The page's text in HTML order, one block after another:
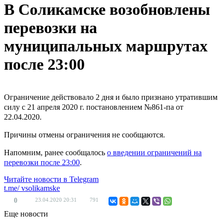
В Соликамске возобновлены
перевозки на
муниципальных маршрутах
после 23:00
Ограничение действовало 2 дня и было признано утратившим
силу с 21 апреля 2020 г. постановлением №861-па от
22.04.2020.
Причины отмены ограничения не сообщаются.
Напомним, ранее сообщалось о введении ограничений на
перевозки после 23:00.
Читайте новости в Telegram
t.me/vsolikamske
0 23.04.2020 20:31 791
Еще новости